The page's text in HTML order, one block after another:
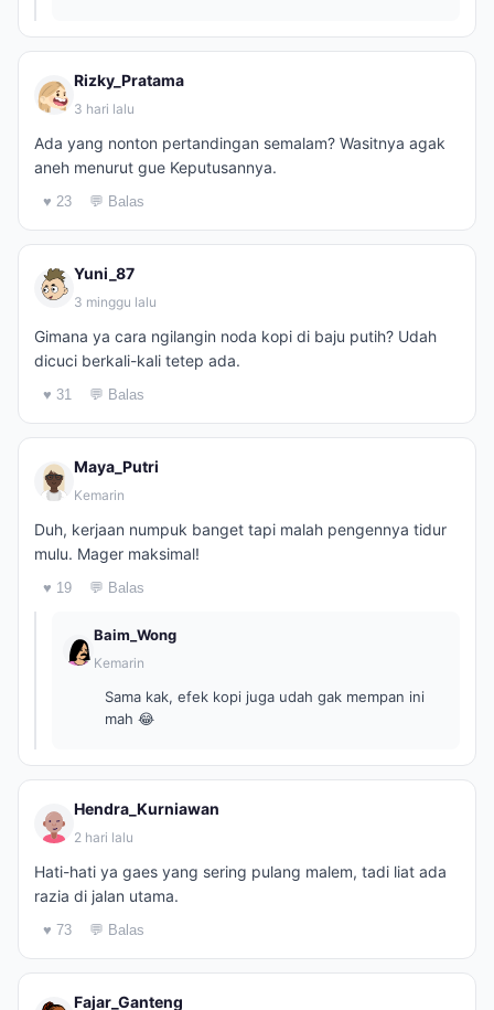
Rizky_Pratama
3 hari lalu
Ada yang nonton pertandingan semalam? Wasitnya agak
aneh menurut gue Keputusannya.
♥ 23 💬 Balas
Yuni_87
3 minggu lalu
Gimana ya cara ngilangin noda kopi di baju putih? Udah
dicuci berkali-kali tetep ada.
♥ 31 💬 Balas
Maya_Putri
Kemarin
Duh, kerjaan numpuk banget tapi malah pengennya tidur
mulu. Mager maksimal!
♥ 19 💬 Balas
Baim_Wong
Kemarin
Sama kak, efek kopi juga udah gak mempan ini
mah 😂
Hendra_Kurniawan
2 hari lalu
Hati-hati ya gaes yang sering pulang malem, tadi liat ada
razia di jalan utama.
♥ 73 💬 Balas
Fajar_Ganteng